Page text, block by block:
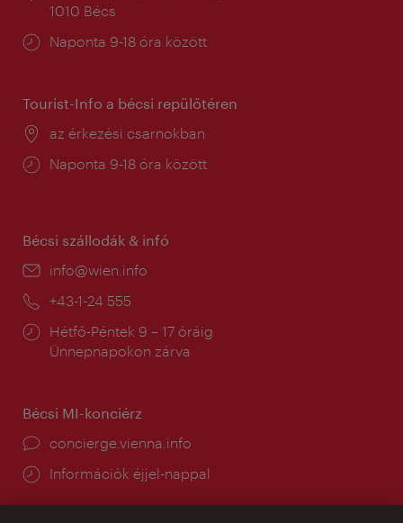
1010 Bécs
Nyitva
Naponta 9-18 óra között
Tourist-Info a bécsi repülőtéren
Helyszín:
az érkezési csarnokban
Nyitva
Naponta 9-18 óra között
Bécsi szállodák & infó
E-
info@wien.info
Telefon:
+43-1-24 555
Nyitva
tartás:
Hétfő-Péntek 9 – 17 óráig
Ünnepnapokon zárva
Bécsi MI-konciérz
concierge.vienna.info
Információk éjjel-nappal